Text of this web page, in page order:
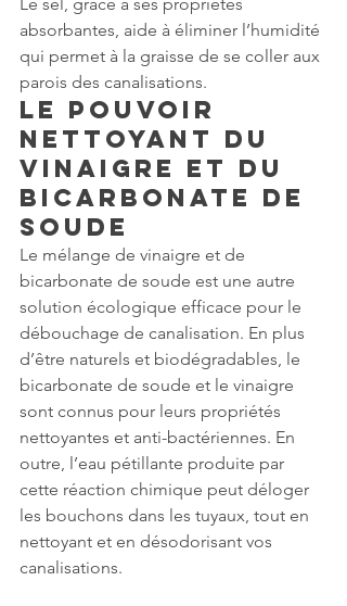
absorbantes, aide à éliminer l’humidité
qui permet à la graisse de se coller aux
parois des canalisations.
Le pouvoir
nettoyant du
vinaigre et du
bicarbonate de
soude
Le mélange de vinaigre et de
bicarbonate de soude est une autre
solution écologique efficace pour le
débouchage de canalisation. En plus
d’être naturels et biodégradables, le
bicarbonate de soude et le vinaigre
sont connus pour leurs propriétés
nettoyantes et anti-bactériennes. En
outre, l’eau pétillante produite par
cette réaction chimique peut déloger
les bouchons dans les tuyaux, tout en
nettoyant et en désodorisant vos
canalisations.